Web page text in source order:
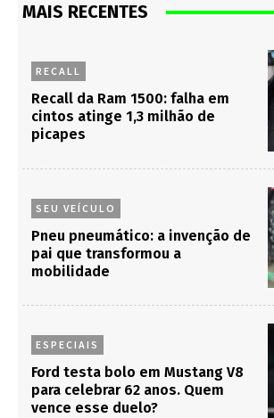
MAIS RECENTES
RECALL
Recall da Ram 1500: falha em
cintos atinge 1,3 milhão de
picapes
SEU VEÍCULO
Pneu pneumático: a invenção de
pai que transformou a
mobilidade
ESPECIAIS
Ford testa bolo em Mustang V8
para celebrar 62 anos. Quem
vence esse duelo?